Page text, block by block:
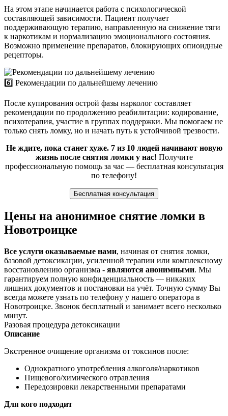
На этом этапе начинается работа с психологической
составляющей зависимости. Пациент получает
поддерживающую терапию, направленную на снижение тяги
к наркотикам и нормализацию эмоционального состояния.
Возможно применение препаратов, блокирующих опиоидные
рецепторы.
6️⃣ Рекомендации по дальнейшему лечению
После купирования острой фазы нарколог составляет
рекомендации по продолжению реабилитации: кодирование,
психотерапия, участие в группах поддержки. Мы помогаем не
только снять ломку, но и начать путь к устойчивой трезвости.
Не ждите, пока станет хуже. 7 из 10 людей начинают новую
жизнь после снятия ломки у нас! Получите
профессиональную помощь за час — бесплатная консультация
по телефону!
Бесплатная консультация
Цены на анонимное снятие ломки в
Новотроицке
Все услуги оказываемые нами, начиная от снятия ломки,
базовой детоксикации, усиленной терапии или комплексному
восстановлению организма - являются анонимными. Мы
гарантируем полную конфиденциальность — никаких
лишних документов и постановки на учёт. Точную сумму Вы
всегда можете узнать по телефону у нашего оператора в
Новотроицке. Звонок бесплатный и занимает всего несколько
минут.
Разовая процедура детоксикации
Описание
Экстренное очищение организма от токсинов после:
Однократного употребления алкоголя/наркотиков
Пищевого/химического отравления
Передозировки лекарственными препаратами
Для кого подходит